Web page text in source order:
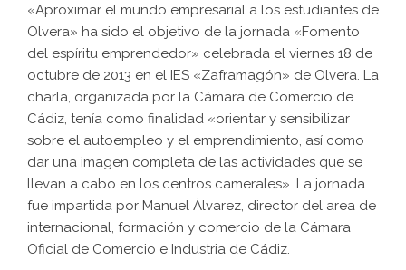
«Aproximar el mundo empresarial a los estudiantes de
Olvera» ha sido el objetivo de la jornada «Fomento
del espíritu emprendedor» celebrada el viernes 18 de
octubre de 2013 en el IES «Zaframagón» de Olvera. La
charla, organizada por la Cámara de Comercio de
Cádiz, tenía como finalidad «orientar y sensibilizar
sobre el autoempleo y el emprendimiento, así como
dar una imagen completa de las actividades que se
llevan a cabo en los centros camerales». La jornada
fue impartida por Manuel Álvarez, director del area de
internacional, formación y comercio de la Cámara
Oficial de Comercio e Industria de Cádiz.